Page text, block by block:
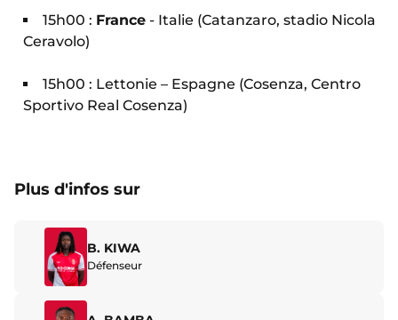
15h00 : France - Italie (Catanzaro, stadio Nicola
Ceravolo)
15h00 : Lettonie – Espagne (Cosenza, Centro
Sportivo Real Cosenza)
Plus d'infos sur
B. KIWA
Défenseur